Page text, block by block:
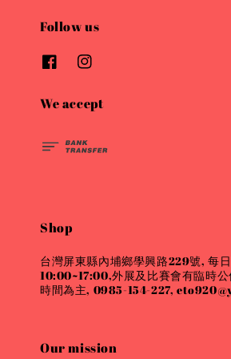
Follow us
We accept
Shop
台灣屏東縣內埔鄉學興路229號, 每
10:00~17:00,外展及比賽會有臨時
時間為主, 0985-154-227,
Our mission